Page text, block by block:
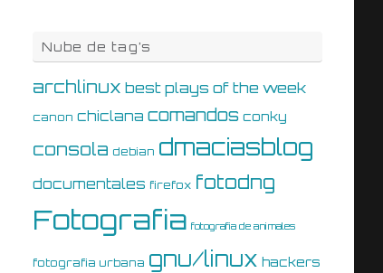
Nube de tag’s
archlinux best plays of the week
canon chiclana comandos conky
consola debian dmaciasblog
documentales firefox fotodng
Fotografia fotografia de animales
fotografia urbana gnu/linux hackers